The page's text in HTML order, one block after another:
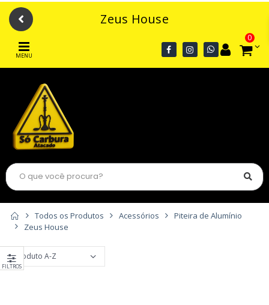
Zeus House
MENU
0
Todos os Produtos Acessórios
Piteira de Alumínio
Zeus House
FILTROS